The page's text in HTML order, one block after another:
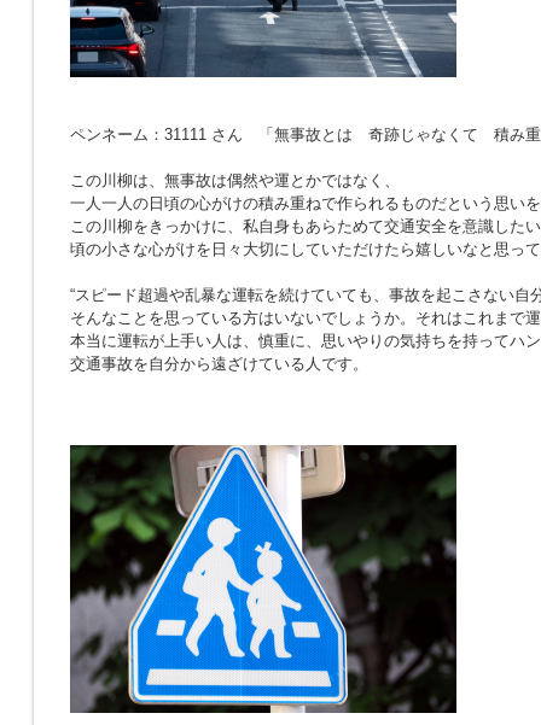
ペンネーム：31111 さん 「無事故とは 奇跡じゃなくて 積み
この川柳は、無事故は偶然や運とかではなく、
一人一人の日頃の心がけの積み重ねで作られるものだという思い
この川柳をきっかけに、私自身もあらためて交通安全を意識した
頃の小さな心がけを日々大切にしていただけたら嬉しいなと思っ
“スピード超過や乱暴な運転を続けていても、事故を起こさない自
そんなことを思っている方はいないでしょうか。それはこれまで
本当に運転が上手い人は、慎重に、思いやりの気持ちを持ってハ
交通事故を自分から遠ざけている人です。